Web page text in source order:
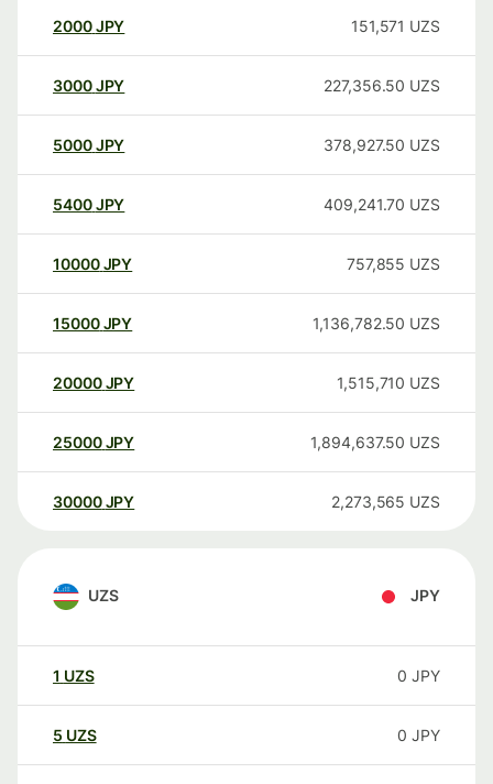
2000JPY 151,571 UZS
3000JPY 227,356.50 UZS
5000JPY 378,927.50 UZS
5400JPY 409,241.70 UZS
10000 JPY 757,855 UZS
15000 JPY 1,136,782.50 UZS
20000 JPY 1,515,710 UZS
25000 JPY 1,894,637.50 UZS
30000 JPY 2,273,565 UZS
UZS JPY
1 UZS 0 JPY
5 UZS 0 JPY